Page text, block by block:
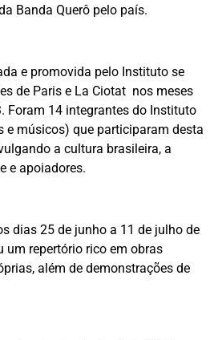
Banda Querô pelo país.
e promovida pelo Instituto se
de Paris e La Ciotat nos meses
Foram 14 integrantes do Instituto
e músicos) que participaram desta
a cultura brasileira, a
e apoiadores.
dias 25 de junho a 11 de julho de
um repertório rico em obras
além de demonstrações de